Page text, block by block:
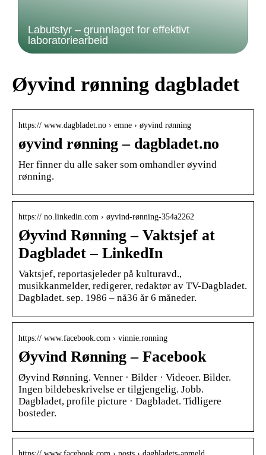
Labutstyr – grunnlaget for effektivt
laboratoriearbeid
Øyvind rønning dagbladet
https:// www.dagbladet.no › emne › øyvind rønning
øyvind rønning – dagbladet.no
Her finner du alle saker som omhandler øyvind
rønning.
https:// no.linkedin.com › øyvind-rønning-354a2262
Øyvind Rønning – Vaktsjef at
Dagbladet – LinkedIn
Vaktsjef, reportasjeleder på kulturavd.,
musikkanmelder, redigerer, redaktør av TV-Dagbladet.
Dagbladet. sep. 1986 – nå36 år 6 måneder.
https:// www.facebook.com › vinnie.ronning
Øyvind Rønning – Facebook
Øyvind Rønning. Venner · Bilder · Videoer. Bilder.
Ingen bildebeskrivelse er tilgjengelig. Jobb.
Dagbladet, profile picture · Dagbladet. Tidligere
bosteder.